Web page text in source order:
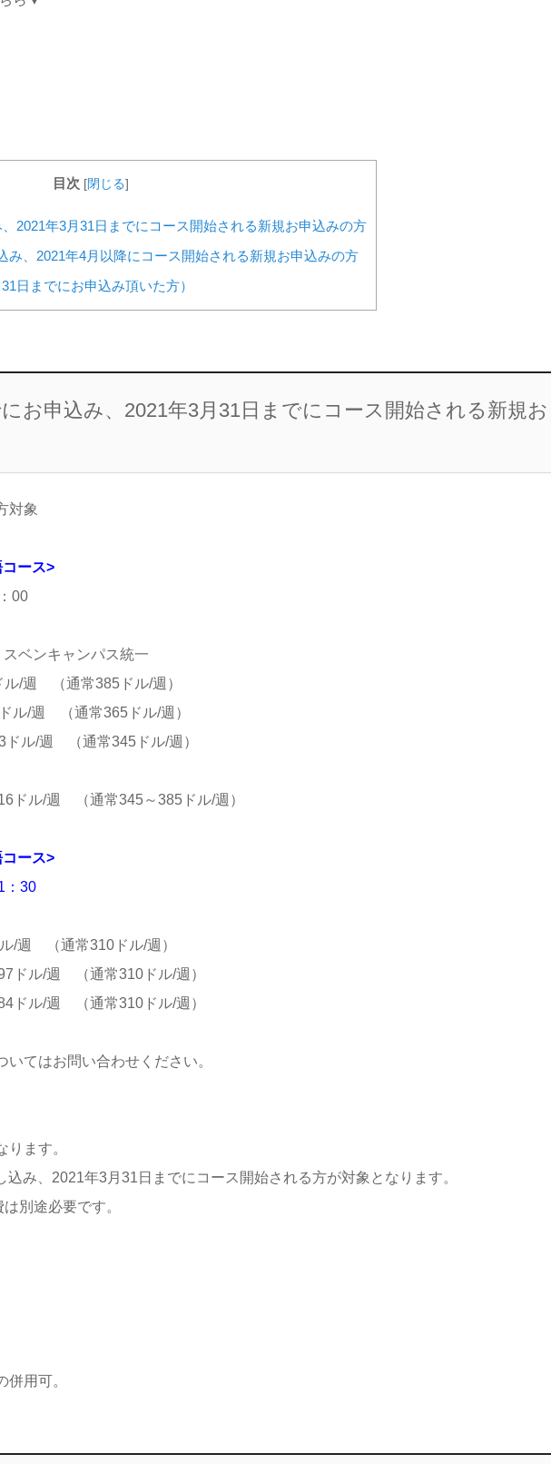
目次 [閉じる]
2021年3月31日までにコース開始される新規お申込みの方
み、2021年4月以降にコース開始される新規お申込みの方
日までにお申込み頂いた方）
お申込み、2021年3月31日までにコース開始される新規お
対象
ース>
00
ベンキャンパス統一
/週 （通常385ドル/週）
ル/週 （通常365ドル/週）
ル/週 （通常345ドル/週）
ドル/週 （通常345～385ドル/週）
ース>
：30
/週 （通常310ドル/週）
ドル/週 （通常310ドル/週）
ドル/週 （通常310ドル/週）
てはお問い合わせください。
ります。
込み、2021年3月31日までにコース開始される方が対象となります。
別途必要です。
併用可。